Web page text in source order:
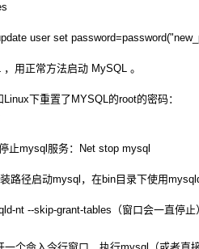
user set
正常方法启动 MySQL 。
下重置了MYSQL的root的密码：
mysql服务：Net stop mysql
启动mysql，在bin目录下使用
--skip-grant-tables（窗口会一直停止